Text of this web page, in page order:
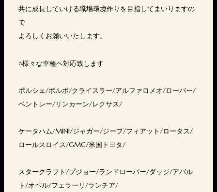
共に成長していける職場環境作りを目指してまいりますの
で
よろしくお願いいたします。
○様々な車種へ対応致します
ポルシェ/ボルボ/クライスラー/アルファロメオ/ローバー/
ベントレー/リンカーン/レクサス/
ケータハム/MINI/ジャガー/ジープ/フィアット/ロータス/
ロールスロイス/GMC/米国トヨタ/
スタークラフト/プジョー/ランドローバー/ダッジ/アバル
ト/オペル/フェラーリ/ランチア/